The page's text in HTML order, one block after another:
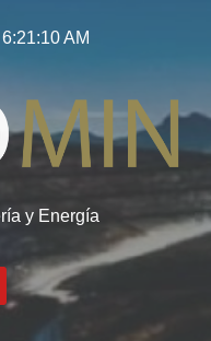
6:21:11 AM
y Energía